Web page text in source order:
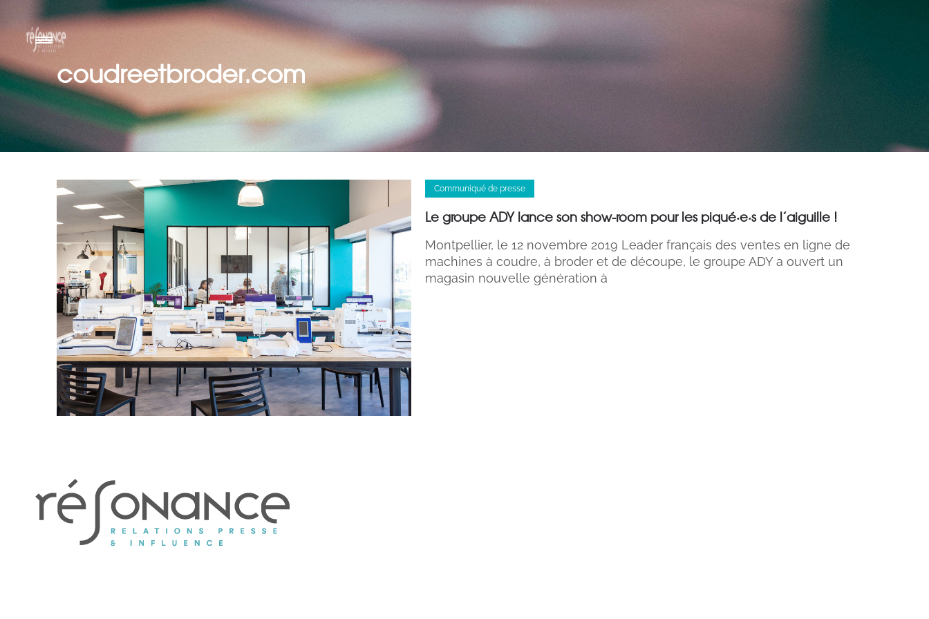
coudreetbroder.com
Communiqué de presse
Le groupe ADY lance son show-room pour les piqué·e·s de l’aiguille !
Montpellier, le 12 novembre 2019 Leader français des ventes en ligne de
machines à coudre, à broder et de découpe, le groupe ADY a ouvert un
magasin nouvelle génération à